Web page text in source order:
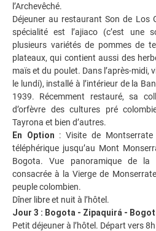
l’Archevêché.
Déjeuner au restaurant Son de Los
spécialité est l’ajiaco (c’est une
plusieurs variétés de pommes de
plateaux, qui contient aussi des
maïs et du poulet. Dans l’après-midi,
le lundi), installé à l’intérieur de la
1939. Récemment restauré, sa
d’orfèvre des cultures pré
Tayrona et bien d’autres.
En Option : Visite de
téléphérique jusqu’au Mont
Bogota. Vue panoramique de la
consacrée à la Vierge de
peuple colombien.
Dîner libre et nuit à l’hôtel.
Jour 3 : Bogota - Zipaquirá -
Petit déjeuner à l’hôtel. Départ vers